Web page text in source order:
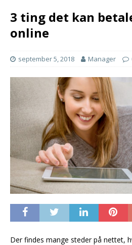
3 ting det kan
online
september 5, 2018 Manager
Der findes mange steder på nettet,